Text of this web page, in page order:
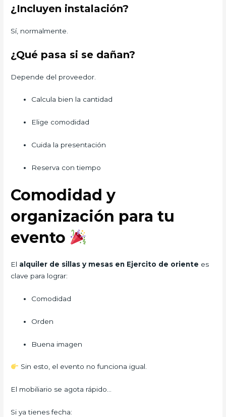
¿Incluyen instalación?
Sí, normalmente.
¿Qué pasa si se dañan?
Depende del proveedor.
Calcula bien la cantidad
Elige comodidad
Cuida la presentación
Reserva con tiempo
Comodidad y
organización para tu
evento
El alquiler de sillas y mesas en Ejercito de oriente es
clave para lograr:
Comodidad
Orden
Buena imagen
Sin esto, el evento no funciona igual.
El mobiliario se agota rápido…
Si ya tienes fecha: